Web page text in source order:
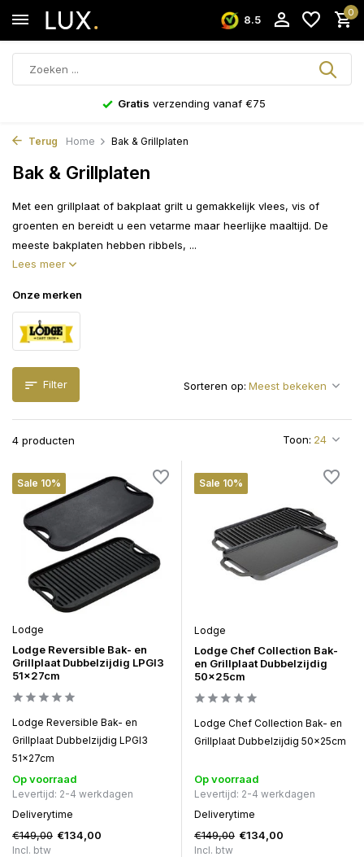
8.5
0
Gratis verzending vanaf €75
Terug Home Bak & Grillplaten
Bak & Grillplaten
Met een grillplaat of bakplaat grilt u gemakkelijk vlees, vis of
groenten en bereidt u een vetarme maar heerlijke maaltijd. De
meeste bakplaten hebben ribbels, ...
Lees meer
Onze merken
Filter
4 producten Toon:
Sorteren op:
Sale 10%
Lodge
Lodge Reversible Bak- en
Grillplaat Dubbelzijdig LPGI3
51x27cm
Lodge Reversible Bak- en
Grillplaat Dubbelzijdig LPGI3
51x27cm
Op voorraad
Levertijd: 2-4 werkdagen
Deliverytime
€149,00 €134,00
Incl. btw
Sale 10%
Lodge
Lodge Chef Collection Bak-
en Grillplaat Dubbelzijdig
50x25cm
Lodge Chef Collection Bak- en
Grillplaat Dubbelzijdig 50x25cm
Op voorraad
Levertijd: 2-4 werkdagen
Deliverytime
€149,00 €134,00
Incl. btw